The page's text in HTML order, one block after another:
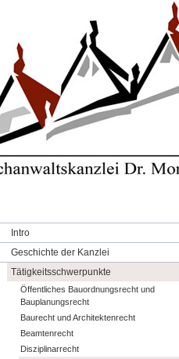
Intro
Geschichte der Kanzlei
Tätigkeitsschwerpunkte
Öffentliches Bauordnungsrecht und
Bauplanungsrecht
Baurecht und Architektenrecht
Beamtenrecht
Disziplinarrecht